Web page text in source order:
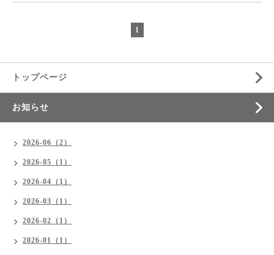
1
トップページ
お知らせ
2026-06（2）
2026-05（1）
2026-04（1）
2026-03（1）
2026-02（1）
2026-01（1）